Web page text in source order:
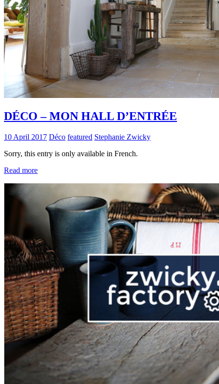
DÉCO – MON HALL D’ENTRÉE
10 April 2017 Déco featured Stephanie Zwicky
Sorry, this entry is only available in French.
Read more